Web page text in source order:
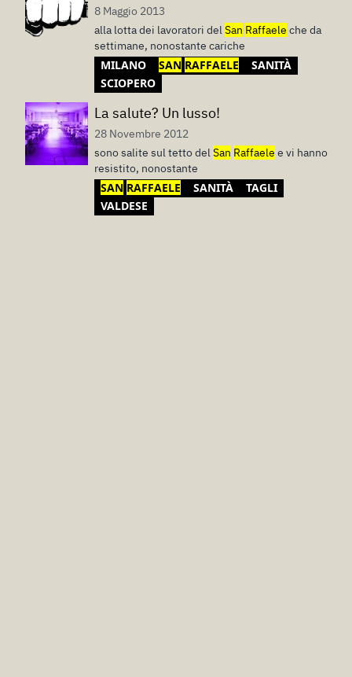
8 Maggio 2013
alla lotta dei lavoratori delSan Raffaele che da
settimane, nonostante cariche
MILANO SAN RAFFAELE
SANITÀ
SCIOPERO
La salute? Un lusso!
28 Novembre 2012
sono salite sul tetto delSan Raffaele e vi hanno
resistito, nonostante
SAN RAFFAELE SANITÀ
TAGLI
VALDESE